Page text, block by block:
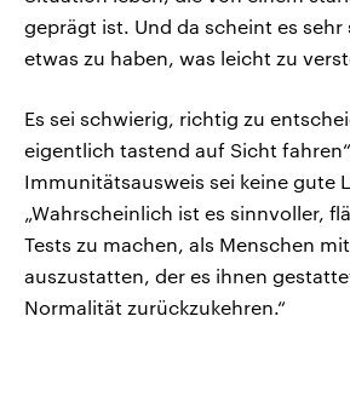
geprägt ist. Und da scheint es sehr
etwas zu haben, was leicht zu
Es sei schwierig, richtig zu
eigentlich tastend auf Sicht
Immunitätsausweis sei keine gute
„Wahrscheinlich ist es sinnvoller,
Tests zu machen, als Menschen
auszustatten, der es ihnen
Normalität zurückzukehren.“